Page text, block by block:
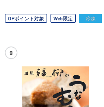
OPポイント対象 Web限定 冷凍
9